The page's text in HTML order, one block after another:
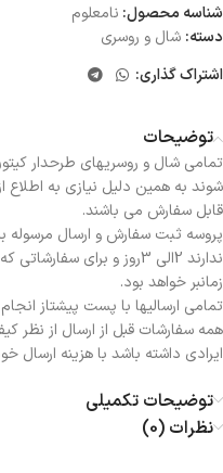
شناسه محصول: نامعلوم
دسته: شال و روسری
اشتراک گذاری:
توضیحات
تمامی شال و روسریهای طرحدار
شوند به همین دلیل نیازی به
قابل سفارش می باشند.
پروسه ثبت سفارش و ارسال مرسوله
ندارند 2الی 3روز و برای
زمانبر خواهد بود.
تمامی ارسالیها با پست پیشتاز
همه سفارشات قبل از ارسال از نظر
ایرادی داشته باشد با هزینه
توضیحات تکمیلی
نظرات (0)